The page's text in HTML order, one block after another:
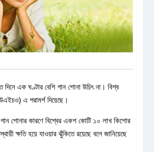
দিনে এক ঘণ্টার বেশি গান শোনা উচিৎ না। বিশ্ব
এ পরামর্শ দিয়েছে।
গান শোনার কারণে বিশ্বের একশ কোটি ১০ লাখ কিশোর
ক্ষতি হয়ে যাওয়ার ঝুঁকিতে রয়েছে বলে জানিয়েছে